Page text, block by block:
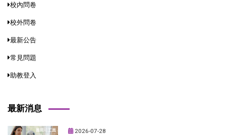
校內問卷
校外問卷
最新公告
常見問題
助教登入
最新消息
2026-07-28